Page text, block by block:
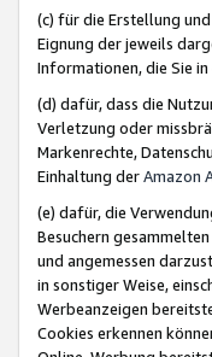
(c) für die Erstellung
Eignung der jeweils
Informationen, die Sie
(d) dafür, dass die
Verletzung oder
Markenrechte,
Einhaltung derAmazon
(e) dafür, die
Besuchern
und angemessen
in sonstiger Weise,
Werbeanzeigen
Cookies erkennen